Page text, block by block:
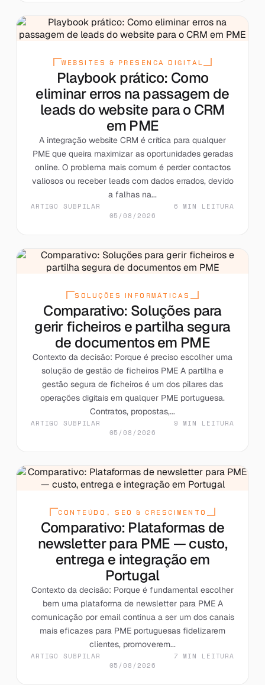
WEBSITES & PRESENCA DIGITAL
Playbook prático: Como
eliminar erros na passagem de
leads do website para o CRM
em PME
A integração website CRM é crítica para qualquer
PME que queira maximizar as oportunidades geradas
online. O problema mais comum é perder contactos
valiosos ou receber leads com dados errados, devido
a falhas na...
ARTIGO SUBPILAR
6 MIN LEITURA
05/08/2026
SOLUÇÕES INFORMÁTICAS
Comparativo: Soluções para
gerir ficheiros e partilha segura
de documentos em PME
Contexto da decisão: Porque é preciso escolher uma
solução de gestão de ficheiros PME A partilha e
gestão segura de ficheiros é um dos pilares das
operações digitais em qualquer PME portuguesa.
Contratos, propostas,...
ARTIGO SUBPILAR
9 MIN LEITURA
05/08/2026
CONTEÚDO, SEO & CRESCIMENTO
Comparativo: Plataformas de
newsletter para PME — custo,
entrega e integração em
Portugal
Contexto da decisão: Porque é fundamental escolher
bem uma plataforma de newsletter para PME A
comunicação por email continua a ser um dos canais
mais eficazes para PME portuguesas fidelizarem
clientes, promoverem...
ARTIGO SUBPILAR
7 MIN LEITURA
05/08/2026